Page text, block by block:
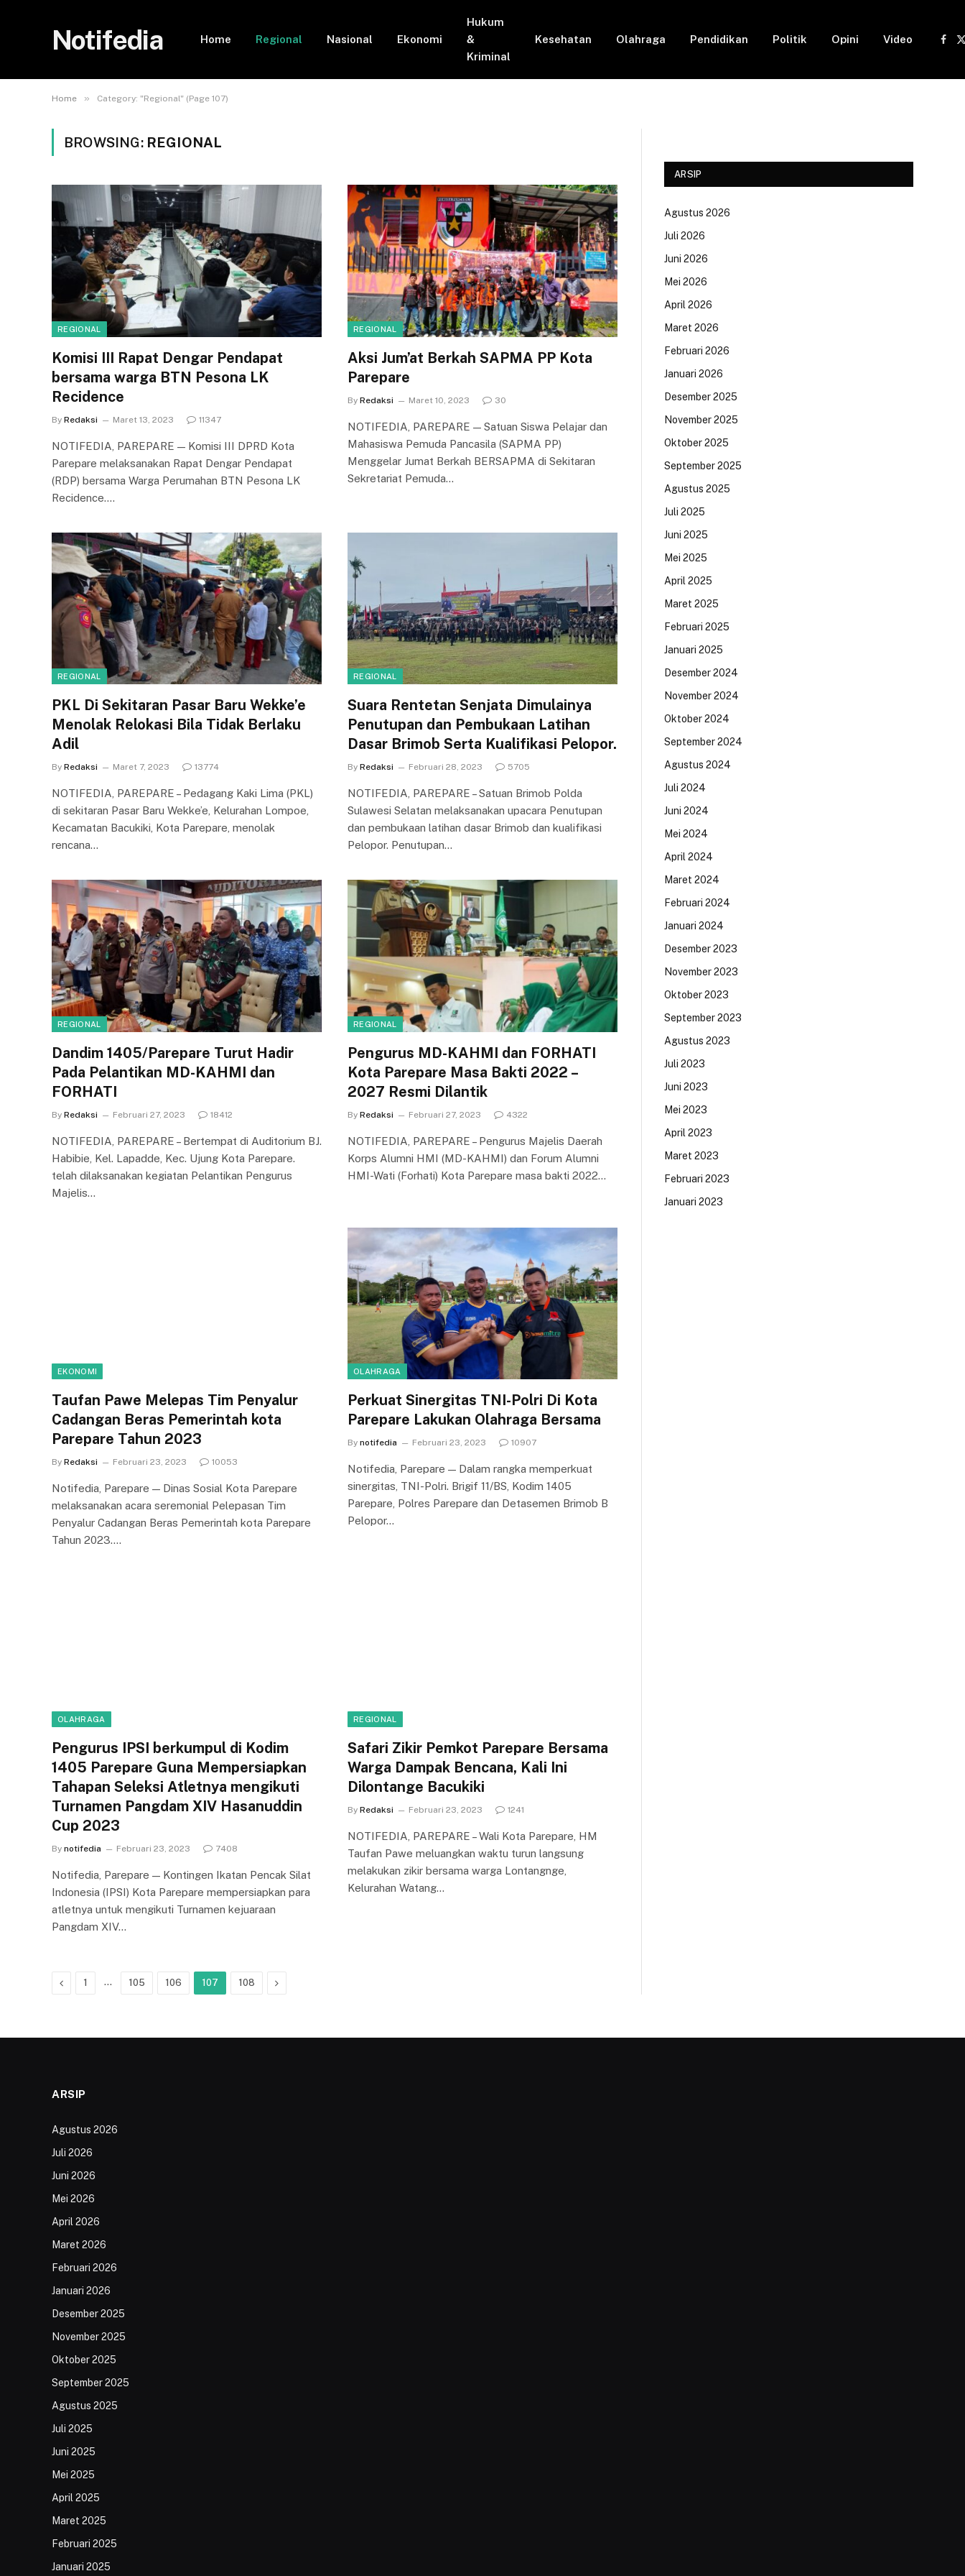
Notifedia Home Regional Nasional Ekonomi
Hukum
&
Kriminal
Kesehatan Olahraga Pendidikan Politik Opini Video
Home » Category: "Regional" (Page 107)
BROWSING: REGIONAL
REGIONAL
Komisi III Rapat Dengar Pendapat
bersama warga BTN Pesona LK
Recidence
By Redaksi Maret 13, 2023 11347
NOTIFEDIA, PAREPARE — Komisi III DPRD Kota
Parepare melaksanakan Rapat Dengar Pendapat
(RDP) bersama Warga Perumahan BTN Pesona LK
Recidence.…
REGIONAL
Aksi Jum’at Berkah SAPMA PP Kota
Parepare
By Redaksi Maret 10, 2023 30
NOTIFEDIA, PAREPARE — Satuan Siswa Pelajar dan
Mahasiswa Pemuda Pancasila (SAPMA PP)
Menggelar Jumat Berkah BERSAPMA di Sekitaran
Sekretariat Pemuda…
REGIONAL
PKL Di Sekitaran Pasar Baru Wekke’e
Menolak Relokasi Bila Tidak Berlaku
Adil
By Redaksi Maret 7, 2023 13774
NOTIFEDIA, PAREPARE – Pedagang Kaki Lima (PKL)
di sekitaran Pasar Baru Wekke’e, Kelurahan Lompoe,
Kecamatan Bacukiki, Kota Parepare, menolak
rencana…
REGIONAL
Suara Rentetan Senjata Dimulainya
Penutupan dan Pembukaan Latihan
Dasar Brimob Serta Kualifikasi Pelopor.
By Redaksi Februari 28, 2023 5705
NOTIFEDIA, PAREPARE – Satuan Brimob Polda
Sulawesi Selatan melaksanakan upacara Penutupan
dan pembukaan latihan dasar Brimob dan kualifikasi
Pelopor. Penutupan…
REGIONAL
Dandim 1405/Parepare Turut Hadir
Pada Pelantikan MD-KAHMI dan
FORHATI
By Redaksi Februari 27, 2023 18412
NOTIFEDIA, PAREPARE – Bertempat di Auditorium BJ.
Habibie, Kel. Lapadde, Kec. Ujung Kota Parepare.
telah dilaksanakan kegiatan Pelantikan Pengurus
Majelis…
REGIONAL
Pengurus MD-KAHMI dan FORHATI
Kota Parepare Masa Bakti 2022 –
2027 Resmi Dilantik
By Redaksi Februari 27, 2023 4322
NOTIFEDIA, PAREPARE – Pengurus Majelis Daerah
Korps Alumni HMI (MD-KAHMI) dan Forum Alumni
HMI-Wati (Forhati) Kota Parepare masa bakti 2022…
EKONOMI
Taufan Pawe Melepas Tim Penyalur
Cadangan Beras Pemerintah kota
Parepare Tahun 2023
By Redaksi Februari 23, 2023 10053
Notifedia, Parepare — Dinas Sosial Kota Parepare
melaksanakan acara seremonial Pelepasan Tim
Penyalur Cadangan Beras Pemerintah kota Parepare
Tahun 2023.…
OLAHRAGA
Perkuat Sinergitas TNI-Polri Di Kota
Parepare Lakukan Olahraga Bersama
By notifedia Februari 23, 2023 10907
Notifedia, Parepare — Dalam rangka memperkuat
sinergitas, TNI-Polri. Brigif 11/BS, Kodim 1405
Parepare, Polres Parepare dan Detasemen Brimob B
Pelopor…
OLAHRAGA
Pengurus IPSI berkumpul di Kodim
1405 Parepare Guna Mempersiapkan
Tahapan Seleksi Atletnya mengikuti
Turnamen Pangdam XIV Hasanuddin
Cup 2023
By notifedia Februari 23, 2023 7408
Notifedia, Parepare — Kontingen Ikatan Pencak Silat
Indonesia (IPSI) Kota Parepare mempersiapkan para
atletnya untuk mengikuti Turnamen kejuaraan
Pangdam XIV…
REGIONAL
Safari Zikir Pemkot Parepare Bersama
Warga Dampak Bencana, Kali Ini
Dilontange Bacukiki
By Redaksi Februari 23, 2023 1241
NOTIFEDIA, PAREPARE – Wali Kota Parepare, HM
Taufan Pawe meluangkan waktu turun langsung
melakukan zikir bersama warga Lontangnge,
Kelurahan Watang…
Previous
1 … 105 106 107 108 Next
ARSIP
Agustus 2026
Juli 2026
Juni 2026
Mei 2026
April 2026
Maret 2026
Februari 2026
Januari 2026
Desember 2025
November 2025
Oktober 2025
September 2025
Agustus 2025
Juli 2025
Juni 2025
Mei 2025
April 2025
Maret 2025
Februari 2025
Januari 2025
Desember 2024
November 2024
Oktober 2024
September 2024
Agustus 2024
Juli 2024
Juni 2024
Mei 2024
April 2024
Maret 2024
Februari 2024
Januari 2024
Desember 2023
November 2023
Oktober 2023
September 2023
Agustus 2023
Juli 2023
Juni 2023
Mei 2023
April 2023
Maret 2023
Februari 2023
Januari 2023
ARSIP
Agustus 2026
Juli 2026
Juni 2026
Mei 2026
April 2026
Maret 2026
Februari 2026
Januari 2026
Desember 2025
November 2025
Oktober 2025
September 2025
Agustus 2025
Juli 2025
Juni 2025
Mei 2025
April 2025
Maret 2025
Februari 2025
Januari 2025